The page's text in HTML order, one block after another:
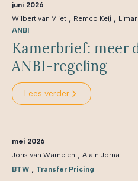
juni 2026
Wilbert van Vliet , Remco Keij ,
ANBI
Kamerbrief: meer
ANBI-regeling
Lees verder
mei 2026
Joris van Wamelen , Alain Jorna
BTW , Transfer Pricing